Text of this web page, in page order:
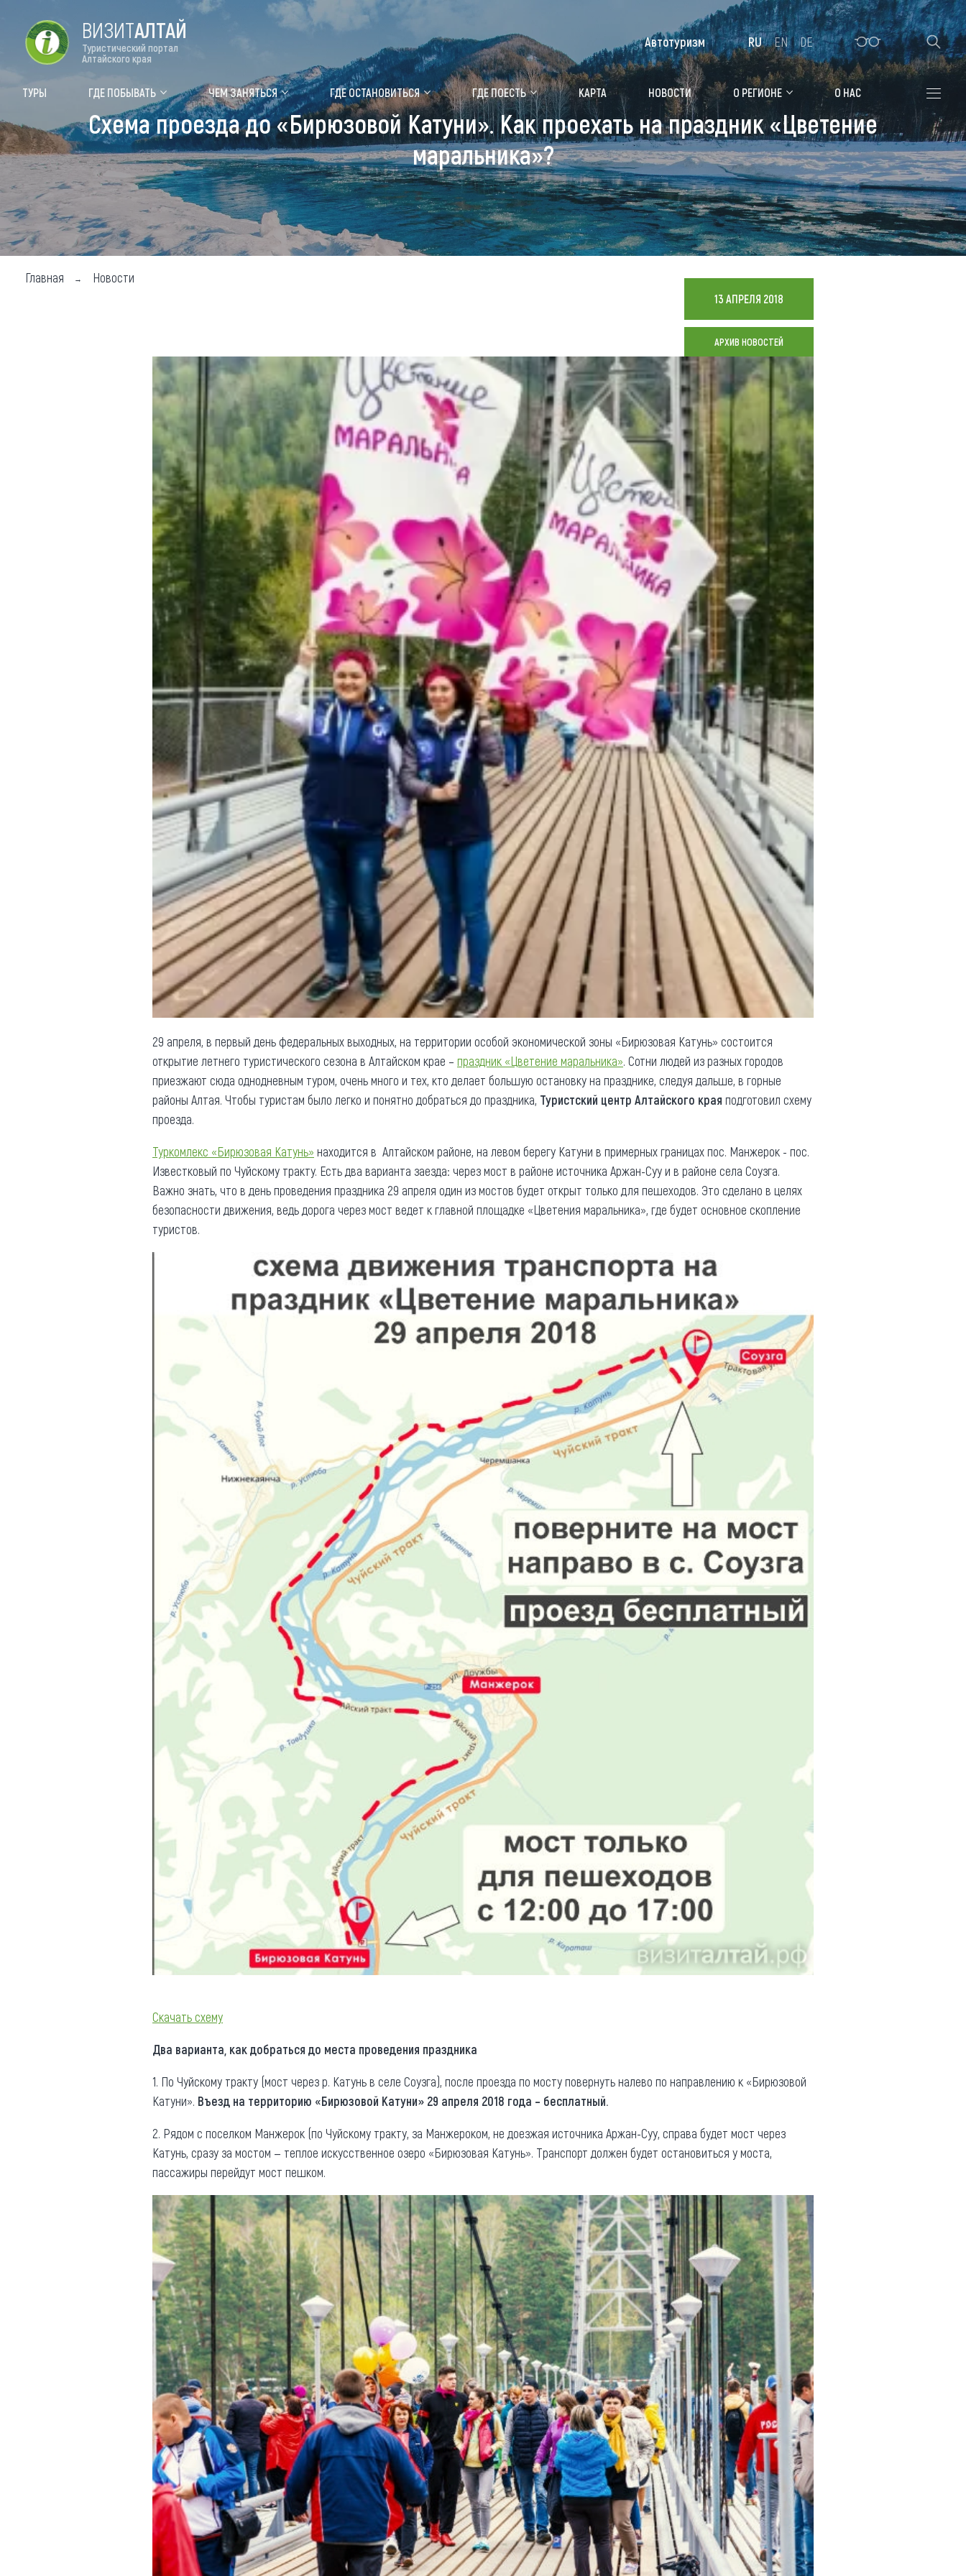
Форум VISIT ALTAI Цветение маральника Медицинский форум Алтайская зимовка
Туры Где побывать
Объекты природы
Объекты истории и культуры
Объекты развлечений
Топ туристических мест
Чем заняться
Календарь событий
Аудиогид
Мой маршрут
Где остановиться
Санатории
Гостиницы, отели
Коттеджи, базы
Сельские усадьбы
Мотели, придорожные отели
Придорожные кафе
Новости
Что привезти (сувениры)
Общая информация
Как добраться
Люди, прославившие Алтай
Карты и буклеты
Коллекция впечатлений
Блог путешественника
Видеогалерея
Фотогалерея
Другие рубрики
Реестр туроператоров
Реестр туристических
агентств Алтайского края
Противодействие коррупции
ВИЗИТАЛТАЙ
Туристический портал
Алтайского края
ТУРЫ ГДЕ ПОБЫВАТЬ ЧЕМ ЗАНЯТЬСЯ ГДЕ ОСТАНОВИТЬСЯ ГДЕ ПОЕСТЬ КАРТА НОВОСТИ О РЕГИОНЕ О НАС
Автотуризм RU EN DE
Схема проезда до «Бирюзовой Катуни». Как проехать на праздник «Цветение
маральника»?
Главная Новости
13 АПРЕЛЯ 2018
АРХИВ НОВОСТЕЙ
29 апреля, в первый день федеральных выходных, на территории особой экономической зоны «Бирюзовая Катунь» состоится
открытие летнего туристического сезона в Алтайском крае – праздник «Цветение маральника». Сотни людей из разных городов
приезжают сюда однодневным туром, очень много и тех, кто делает большую остановку на празднике, следуя дальше, в горные
районы Алтая. Чтобы туристам было легко и понятно добраться до праздника, Туристский центр Алтайского края подготовил схему
проезда.
Туркомлекс «Бирюзовая Катунь» находится в Алтайском районе, на левом берегу Катуни в примерных границах пос. Манжерок - пос.
Известковый по Чуйскому тракту. Есть два варианта заезда: через мост в районе источника Аржан-Суу и в районе села Соузга.
Важно знать, что в день проведения праздника 29 апреля один из мостов будет открыт только для пешеходов. Это сделано в целях
безопасности движения, ведь дорога через мост ведет к главной площадке «Цветения маральника», где будет основное скопление
туристов.
Скачать схему
Два варианта, как добраться до места проведения праздника
1. По Чуйскому тракту (мост через р. Катунь в селе Соузга), после проезда по мосту повернуть налево по направлению к «Бирюзовой
Катуни». Въезд на территорию «Бирюзовой Катуни» 29 апреля 2018 года – бесплатный.
2. Рядом с поселком Манжерок (по Чуйскому тракту, за Манжероком, не доезжая источника Аржан-Суу, справа будет мост через
Катунь, сразу за мостом — теплое искусственное озеро «Бирюзовая Катунь». Транспорт должен будет остановиться у моста,
пассажиры перейдут мост пешком.